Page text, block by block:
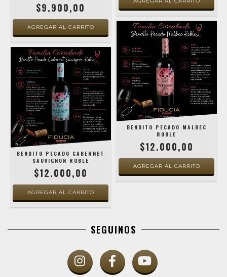
$9.900,00
BENDITO PECADO CABERNET
SAUVIGNON ROBLE
$12.000,00
BENDITO PECADO MALBEC
ROBLE
$12.000,00
SEGUINOS